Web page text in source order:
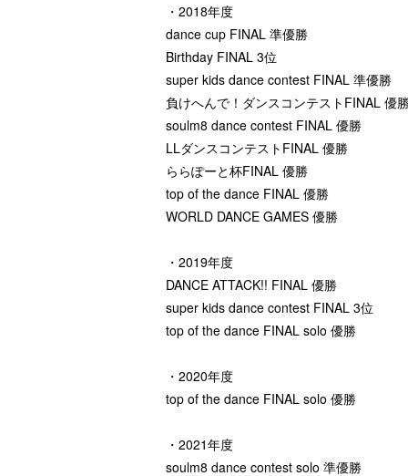
・2018年度
dance cup FINAL 準優勝
Birthday FINAL 3位
super kids dance contest FINAL 準優勝
負けへんで！ダンスコンテストFINAL 優
soulm8 dance contest FINAL 優勝
LLダンスコンテストFINAL 優勝
ららぽーと杯FINAL 優勝
top of the dance FINAL 優勝
WORLD DANCE GAMES 優勝
・2019年度
DANCE ATTACK!! FINAL 優勝
super kids dance contest FINAL 3位
top of the dance FINAL solo 優勝
・2020年度
top of the dance FINAL solo 優勝
・2021年度
soulm8 dance contest solo 準優勝